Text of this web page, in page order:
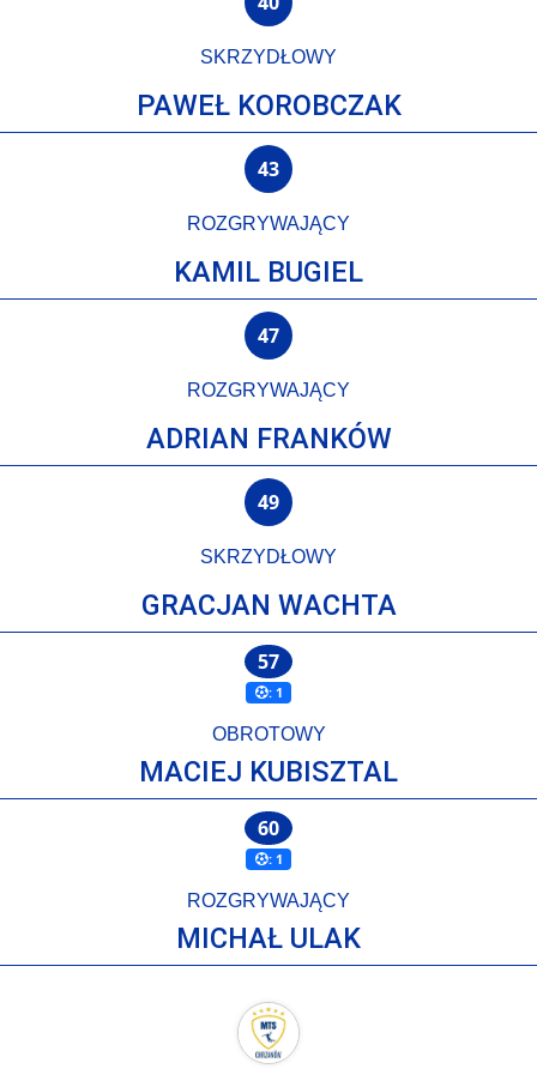
PAWEŁ KOROBCZAK
SKRZYDŁOWY
KAMIL BUGIEL
ROZGRYWAJĄCY
43
ADRIAN FRANKÓW
ROZGRYWAJĄCY
47
GRACJAN WACHTA
SKRZYDŁOWY
49
MACIEJ KUBISZTAL
OBROTOWY
: 1
57
MICHAŁ ULAK
ROZGRYWAJĄCY
: 1
60